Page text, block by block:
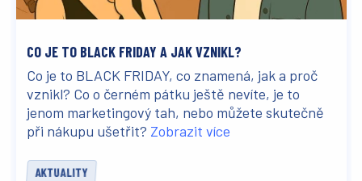
CO JE TO BLACK FRIDAY A JAK VZNIKL?
Co je to BLACK FRIDAY, co znamená, jak a proč
vznikl? Co o černém pátku ještě nevíte, je to
jenom marketingový tah, nebo můžete skutečně
při nákupu ušetřit? Zobrazit více
AKTUALITY